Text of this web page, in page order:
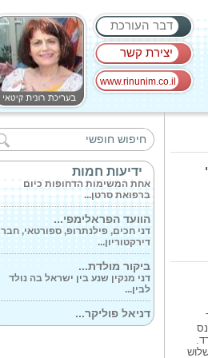
דבר העורכת
יצירת קשר
www.rinunim.co.il
ידיעות חמות
לשחק בכוח מאת...
Actinin with power by Deborah
Gruenfeld- מדוע אנו יותר...
תגלית חדשה:...
אחת המשימות הדחופות כיום
ברפואת סרטן...
הוועד הפראלימפי...
דני חכים, פילנתרופ, ספורטאי, חבר
דירקטוריון...
ביקור מולדת...
דני מנקין שנע בין ישראל בה נולד
לבין...
דניאל פוליקר...
דניאל פוליקר היא בעלת ניסיון של